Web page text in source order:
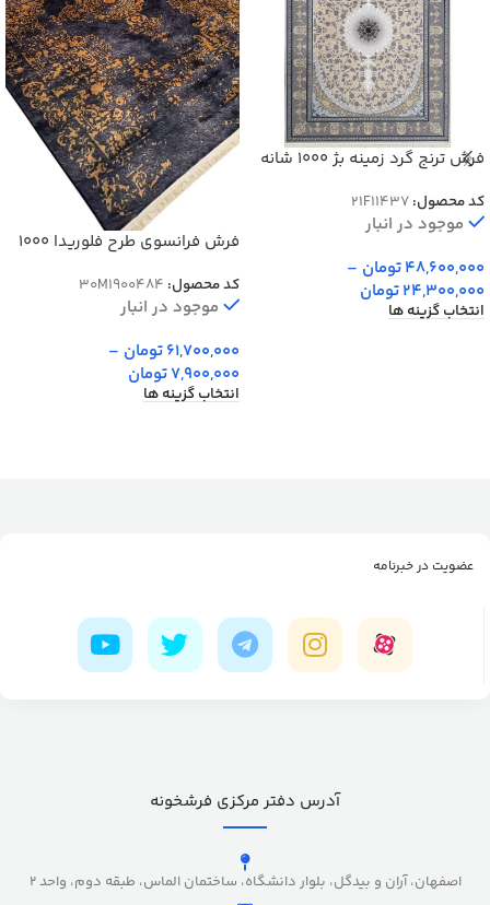
فرش ترنج گرد زمینه بژ 1000 شانه
کد محصول:21F11437
موجود در انبار
48,600,000تومان –
24,300,000تومان
انتخاب گزینه ها
فرش فرانسوی طرح فلوریدا 1000
کد محصول: 30M1900484
موجود در انبار
61,700,000تومان –
7,900,000تومان
انتخاب گزینه ها
عضویت در خبرنامه
آدرس دفتر مرکزی فرشخونه
اصفهان، آران و بیدگل، بلوار دانشگاه، ساختمان الماس، طبقه دوم، واحد 2